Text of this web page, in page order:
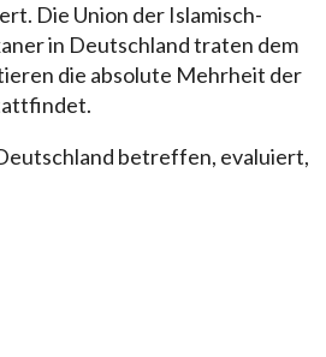
Die Union der Islamisch-
in Deutschland traten dem
die absolute Mehrheit der
betreffen, evaluiert,